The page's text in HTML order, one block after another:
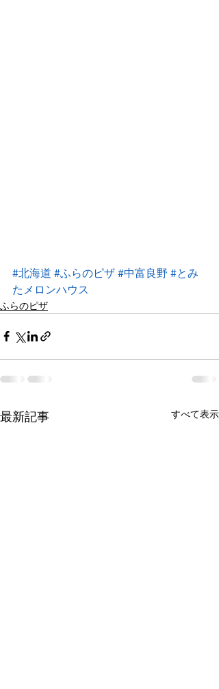
#北海道 #ふらのピザ #中富良野 #とみ
たメロンハウス
ふらのピザ
最新記事 すべて表示